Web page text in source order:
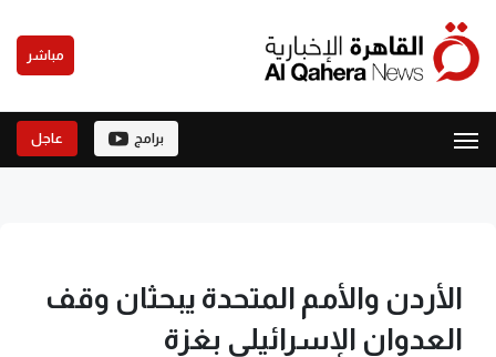
مباشر
برامج عاجل
الأردن والأمم المتحدة يبحثان وقف
العدوان الإسرائيلي بغزة